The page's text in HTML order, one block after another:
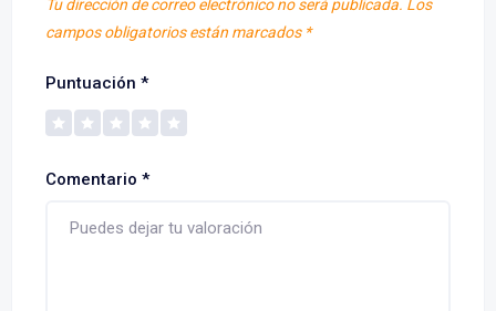
Tu dirección de correo electrónico no será publicada. Los
campos obligatorios están marcados *
Puntuación *
Comentario *